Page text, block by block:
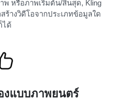
หรือภาพเริ่มต้น/สิ้นสุด, Kling
ร้างวิดีโอจากประเภทข้อมูลใด
ได้
งแบบภาพยนตร์